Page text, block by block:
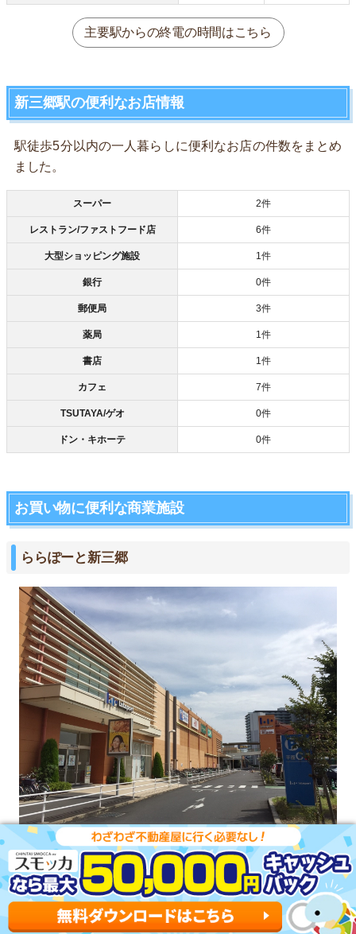
主要駅からの終電の時間はこちら
新三郷駅の便利なお店情報
駅徒歩5分以内の一人暮らしに便利なお店の件数をまとめ
ました。
スーパー 2件
レストラン/ファストフード店 6件
大型ショッピング施設 1件
銀行 0件
郵便局 3件
薬局 1件
書店 1件
カフェ 7件
TSUTAYA/ゲオ 0件
ドン・キホーテ 0件
お買い物に便利な商業施設
ららぽーと新三郷
「ららぽーと新三郷」には、約170店舗の便利な店が集結
しています。
「京王百貨店」「エディオン」「ユニクロ」「ニトリ」
「無印良品」「イトーヨーカドー」など、ファッションか